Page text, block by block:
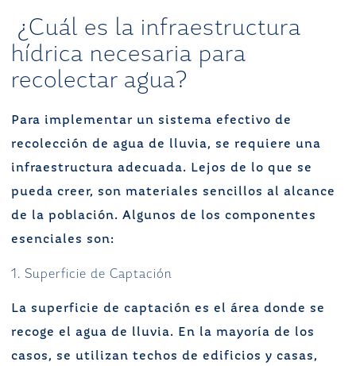
¿Cuál es la infraestructura
hídrica necesaria para
recolectar agua?
Para implementar un sistema efectivo de
recolección de agua de lluvia, se requiere una
infraestructura adecuada. Lejos de lo que se
pueda creer, son materiales sencillos al alcance
de la población. Algunos de los componentes
esenciales son:
1. Superficie de Captación
La superficie de captación es el área donde se
recoge el agua de lluvia. En la mayoría de los
casos, se utilizan techos de edificios y casas,